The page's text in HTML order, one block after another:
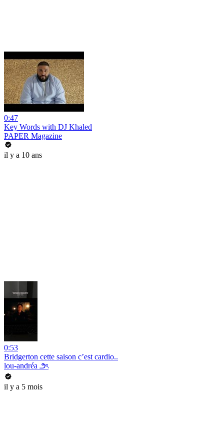
0:47
Key Words with DJ Khaled
PAPER Magazine
il y a 10 ans
0:53
Bridgerton cette saison c’est cardio..
lou-andréa ౨ৎ
il y a 5 mois